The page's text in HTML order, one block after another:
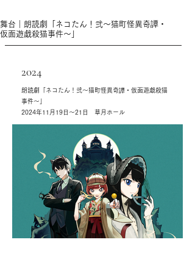
舞台｜朗読劇「ネコたん！弐〜猫町怪異奇譚・
仮面遊戯殺猫事件〜」
2024
朗読劇「ネコたん！弐〜猫町怪異奇譚・仮面遊戯殺猫
事件〜」
2024年11月19日〜21日 草月ホール